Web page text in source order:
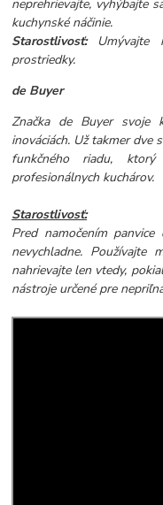
neprehrievajte, vyhýbajte
kuchynské náčinie.
Starostlivosť:Umývajte
prostriedky.
de Buyer
Značka de Buyer svoje
inováciách. Už takmer dve
funkčného riadu,
profesionálnych kuchárov.
Starostlivosť:
Pred namočením
nevychladne. Používajte
nahrievajte len vtedy,
nástroje určené pre